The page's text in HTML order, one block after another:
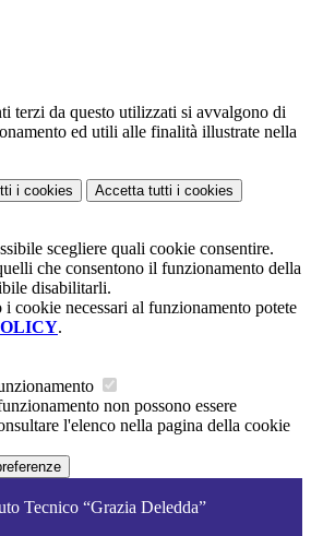
terzi da questo utilizzati si avvalgono di
ed utili alle finalità illustrate nella
i cookies Accetta tutti i cookies
scegliere quali cookie consentire.
che consentono il funzionamento della
disabilitarli.
i cookie necessari al funzionamento potete
.
non possono essere
l'elenco nella pagina della cookie
Tecnico “Grazia Deledda”